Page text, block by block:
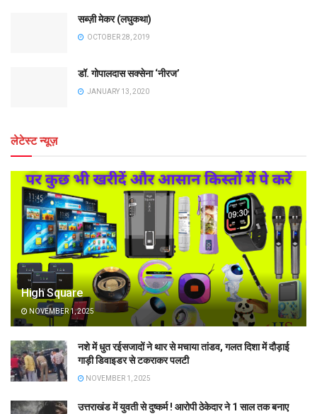
सब्ज़ी मेकर (लघुकथा)
OCTOBER 28, 2019
डॉ. गोपालदास सक्सेना ‘नीरज’
JANUARY 13, 2020
लेटेस्ट न्यूज़
High Square
NOVEMBER 1, 2025
नशे में धुत रईसजादों ने थार से मचाया तांडव, गलत दिशा में दौड़ाई
गाड़ी डिवाइडर से टकराकर पलटी
NOVEMBER 1, 2025
उत्तराखंड में युवती से दुष्कर्म ! आरोपी ठेकेदार ने 1 साल तक बनाए